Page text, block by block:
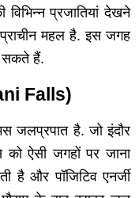
प्रजातियां देखने
प्राचीन महल है. इस जगह
सकते हैं.
Falls)
जलप्रपात है. जो इंदौर
ऐसी जगहों पर जाना
है और पॉजिटिव एनर्जी